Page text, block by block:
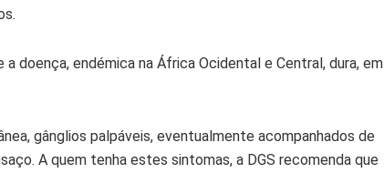
doença, endémica na África Ocidental e Central, dura, em
gânglios palpáveis, eventualmente acompanhados de
A quem tenha estes sintomas, a DGS recomenda que